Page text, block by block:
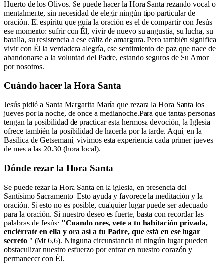
Huerto de los Olivos. Se puede hacer la Hora Santa rezando vocal o
mentalmente, sin necesidad de elegir ningún tipo particular de
oración. El espíritu que guía la oración es el de compartir con Jesús
ese momento: sufrir con Él, vivir de nuevo su angustia, su lucha, su
batalla, su resistencia a ese cáliz de amargura. Pero también significa
vivir con Él la verdadera alegría, ese sentimiento de paz que nace de
abandonarse a la voluntad del Padre, estando seguros de Su Amor
por nosotros.
Cuándo hacer la Hora Santa
Jesús pidió a Santa Margarita María que rezara la Hora Santa los
jueves por la noche, de once a medianoche.Para que tantas personas
tengan la posibilidad de practicar esta hermosa devoción, la Iglesia
ofrece también la posibilidad de hacerla por la tarde. Aquí, en la
Basílica de Getsemaní, vivimos esta experiencia cada primer jueves
de mes a las 20.30 (hora local).
Dónde rezar la Hora Santa
Se puede rezar la Hora Santa en la iglesia, en presencia del
Santísimo Sacramento. Esto ayuda y favorece la meditación y la
oración. Si esto no es posible, cualquier lugar puede ser adecuado
para la oración. Si nuestro deseo es fuerte, basta con recordar las
palabras de Jesús: "Cuando ores, vete a tu habitación privada,
enciérrate en ella y ora así a tu Padre, que está en ese lugar
secreto " (Mt 6,6). Ninguna circunstancia ni ningún lugar pueden
obstaculizar nuestro esfuerzo por entrar en nuestro corazón y
permanecer con Él.